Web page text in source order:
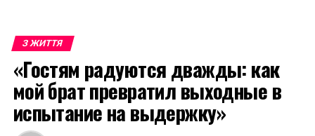
З ЖИТТЯ
«Гостям радуются дважды: как
мой брат превратил выходные в
испытание на выдержку»